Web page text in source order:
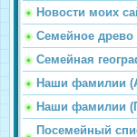
Новости моих
Семейное древо
Семейная
Наши фамилии
Наши фамилии
Посемейный